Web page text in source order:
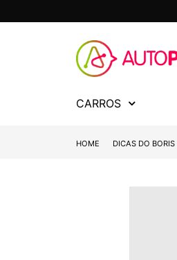
CARROS
HOME DICAS DO BORIS